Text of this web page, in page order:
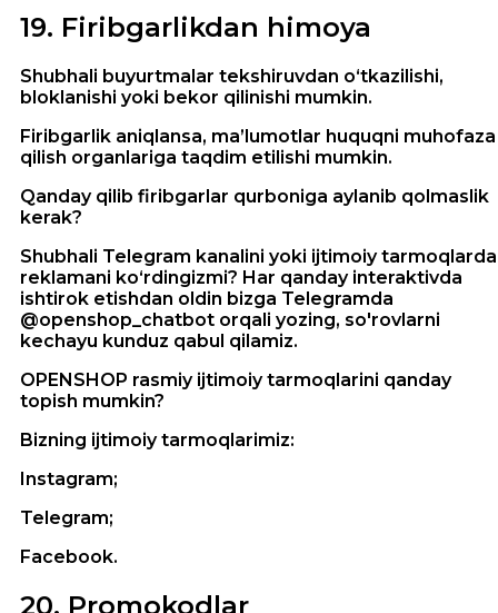
19. Firibgarlikdan himoya
Shubhali buyurtmalar tekshiruvdan o‘tkazilishi,
bloklanishi yoki bekor qilinishi mumkin.
Firibgarlik aniqlansa, ma’lumotlar huquqni muhofaza
qilish organlariga taqdim etilishi mumkin.
Qanday qilib firibgarlar qurboniga aylanib qolmaslik
kerak?
Shubhali Telegram kanalini yoki ijtimoiy tarmoqlarda
reklamani ko‘rdingizmi? Har qanday interaktivda
ishtirok etishdan oldin bizga Telegramda
@openshop_chatbot orqali yozing, so'rovlarni
kechayu kunduz qabul qilamiz.
OPENSHOP rasmiy ijtimoiy tarmoqlarini qanday
topish mumkin?
Bizning ijtimoiy tarmoqlarimiz:
Instagram;
Telegram;
Facebook.
20. Promokodlar